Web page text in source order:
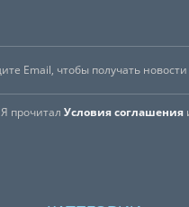
Я прочиталУсловия соглашения